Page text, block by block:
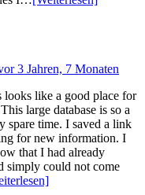
3 Jahren, 7 Monaten
like a good place for
large database is so a
spare time. I saved a link
for new information. I
that I had already
simply could not come